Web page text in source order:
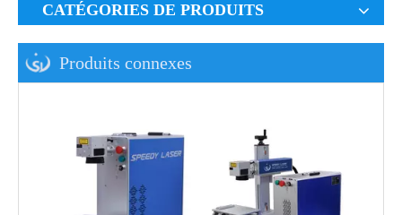
CATÉGORIES DE PRODUITS
Produits connexes